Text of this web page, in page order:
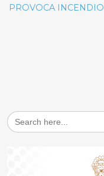
PROVOCA INCENDIO
Search
for: